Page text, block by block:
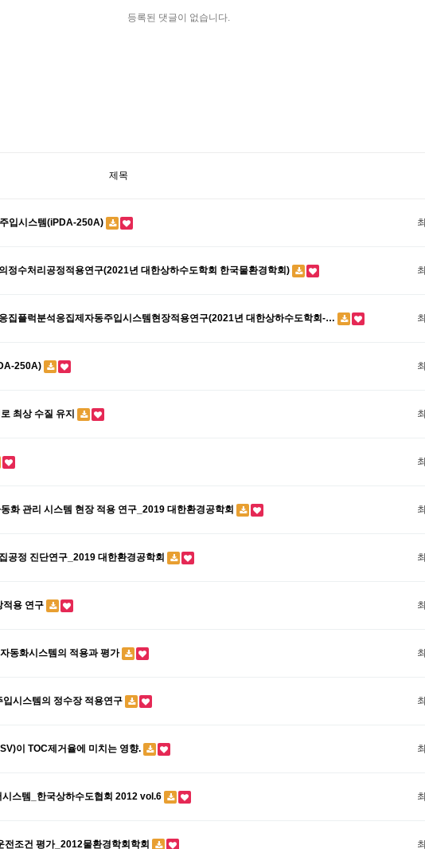
등록된 댓글이 없습니다.
제목
입시스템(iPDA-250A)
정수처리공정적용연구(2021년 대한상하수도학회 한국물환경학회)
집플럭분석응집제자동주입시스템현장적용연구(2021년 대한상하수도학회-…
250A)
최상 수질 유지
화 관리 시스템 현장 적용 연구_2019 대한환경공학회
공정 진단연구_2019 대한환경공학회
적용 연구
동화시스템의 적용과 평가
시스템의 정수장 적용연구
이 TOC제거율에 미치는 영향.
스템_한국상하수도협회 2012 vol.6
전조건 평가_2012물환경학회학회